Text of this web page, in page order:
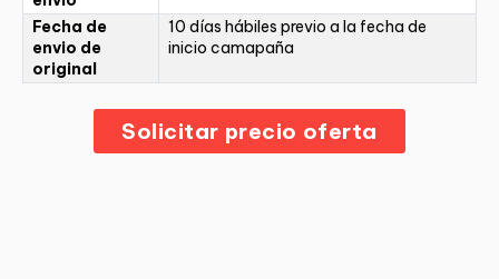
Fecha de
envio de
original
10 días hábiles previo a la fecha de
inicio camapaña
Solicitar precio oferta